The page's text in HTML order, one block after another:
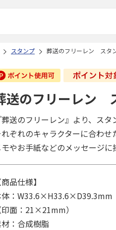
スタンプ 葬送のフリーレン スタ
送のフリーレン
葬送のフリーレン』より、スタ
れぞれのキャラクターに合わせ
モやお手紙などのメッセージに
商品仕様】
体：W33.6×H33.6×D39.3mm
印面：21×21mm）
：合成樹脂